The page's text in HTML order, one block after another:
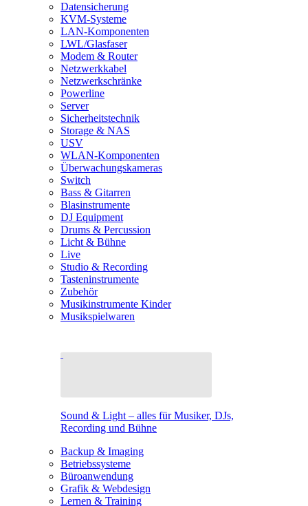
Datensicherung
KVM-Systeme
LAN-Komponenten
LWL/Glasfaser
Modem & Router
Netzwerkkabel
Netzwerkschränke
Powerline
Server
Sicherheitstechnik
Storage & NAS
USV
WLAN-Komponenten
Überwachungskameras
Switch
Bass & Gitarren
Blasinstrumente
DJ Equipment
Drums & Percussion
Licht & Bühne
Live
Studio & Recording
Tasteninstrumente
Zubehör
Musikinstrumente Kinder
Musikspielwaren
Sound & Light – alles für Musiker, DJs,
Recording und Bühne
Backup & Imaging
Betriebssysteme
Büroanwendung
Grafik & Webdesign
Lernen & Training